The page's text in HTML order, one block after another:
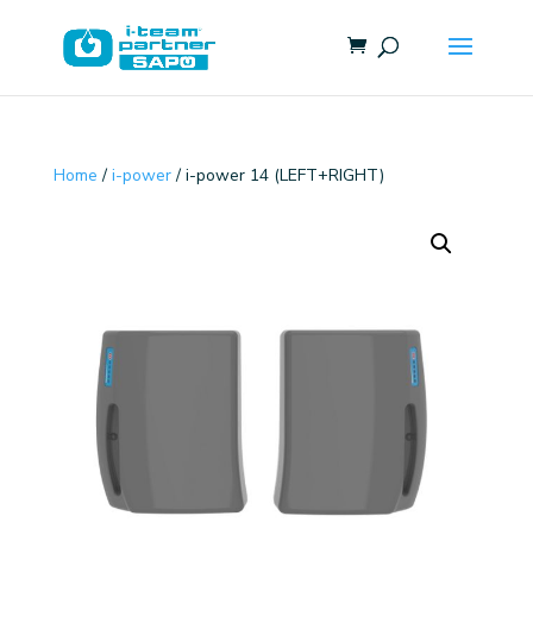
Home / i-power/ i-power 14 (LEFT+RIGHT)